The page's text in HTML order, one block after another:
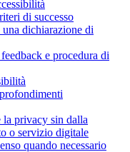
di successo
dichiarazione di
e procedura di
la privacy sin dalla
o servizio digitale
quando necessario